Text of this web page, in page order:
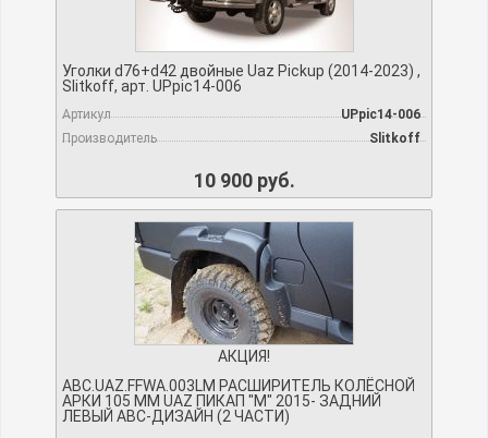
Уголки d76+d42 двойные Uaz Pickup (2014-2023) ,
Slitkoff, арт. UPpic14-006
Артикул
UPpic14-006
Производитель
Slitkoff
10 900 руб.
АКЦИЯ!
ABC.UAZ.FFWA.003LM РАСШИРИТЕЛЬ КОЛЁСНОЙ
АРКИ 105 ММ UAZ ПИКАП "М" 2015- ЗАДНИЙ
ЛЕВЫЙ АВС-ДИЗАЙН (2 ЧАСТИ)